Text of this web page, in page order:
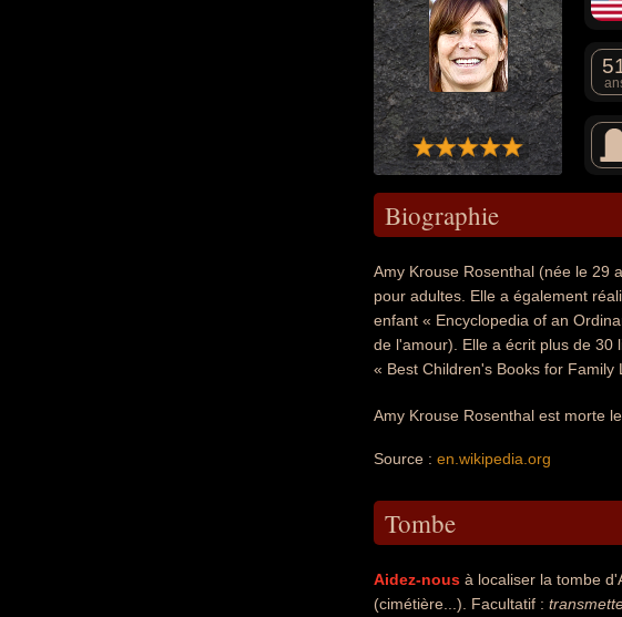
Biographie
Amy Krouse Rosenthal (née le 29
pour adultes. Elle a également
enfant « Encyclopedia of an
de l'amour). Elle a écrit plus de 30
« Best Children's Books for Family
Amy Krouse Rosenthal est morte
Source : en.wikipedia.org
Tombe
Aidez-nous à localiser la tombe
(cimétière...). Facultatif :